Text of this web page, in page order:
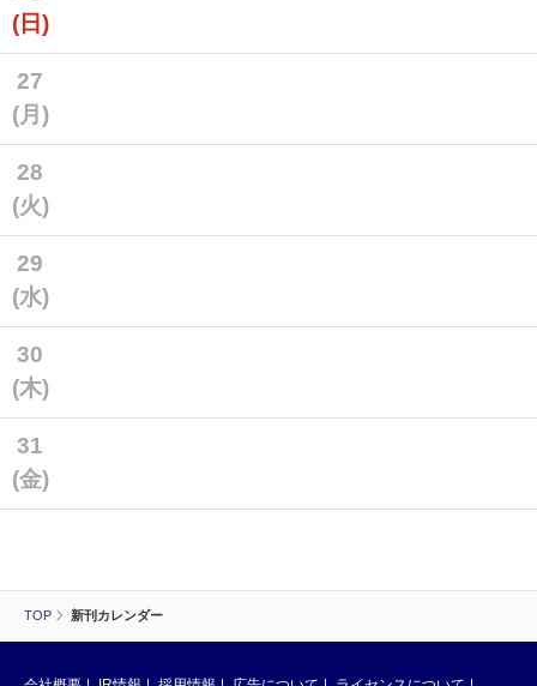
TOP 新刊カレンダー
(日)
27
(月)
28
(火)
29
(水)
30
(木)
31
(金)